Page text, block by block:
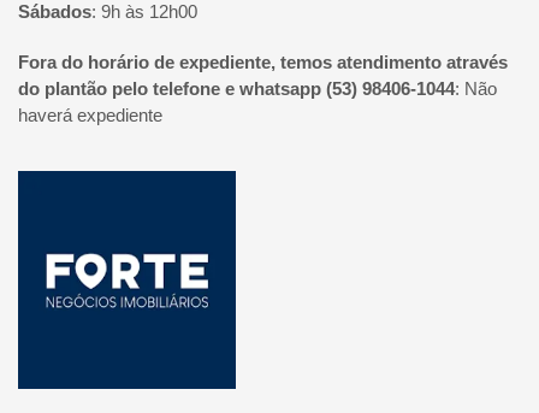
Sábados: 9h às 12h00
Fora do horário de expediente, temos atendimento através
do plantão pelo telefone e whatsapp (53) 98406-1044: Não
haverá expediente